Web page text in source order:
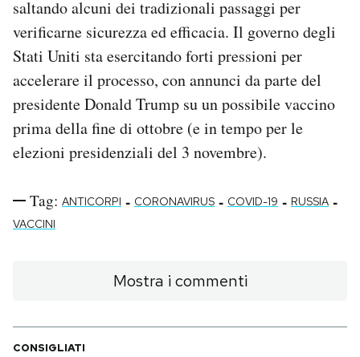
saltando alcuni dei tradizionali passaggi per
verificarne sicurezza ed efficacia. Il governo degli
Stati Uniti sta esercitando forti pressioni per
accelerare il processo, con annunci da parte del
presidente Donald Trump su un possibile vaccino
prima della fine di ottobre (e in tempo per le
elezioni presidenziali del 3 novembre).
Tag: ANTICORPI - CORONAVIRUS - COVID-19 - RUSSIA -
VACCINI
Mostra i commenti
CONSIGLIATI